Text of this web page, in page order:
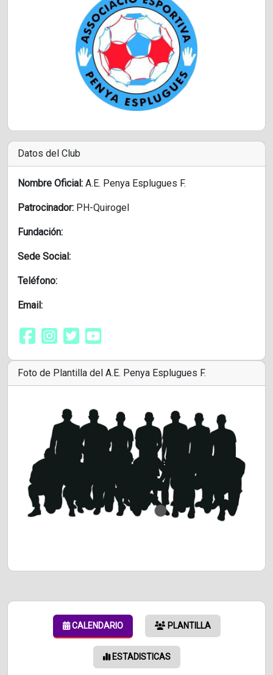
Datos del Club
Nombre Oficial: A.E. Penya Esplugues F.
Patrocinador: PH-Quirogel
Fundación:
Sede Social:
Teléfono:
Email:
Foto de Plantilla del A.E. Penya Esplugues F.
CALENDARIO PLANTILLA
ESTADISTICAS